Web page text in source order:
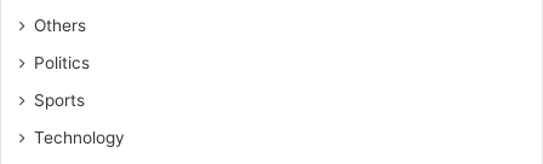
Others
Politics
Sports
Technology